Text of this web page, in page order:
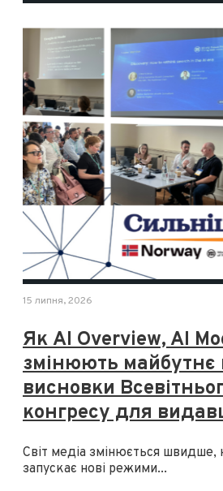
15 липня, 2026
Як AI Overview, AI
змінюють майбутнє
висновки
конгресу для
Світ медіа змінюється швидше,
запускає нові режими...